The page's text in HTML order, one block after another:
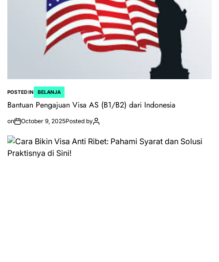
POSTED IN BELANJA
Bantuan Pengajuan Visa AS (B1/B2) dari Indonesia
on October 9, 2025Posted by